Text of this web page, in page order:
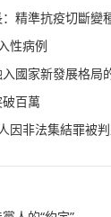
精準抗疫切斷變
性病例
國家新發展格局
百萬
因非法集結罪被